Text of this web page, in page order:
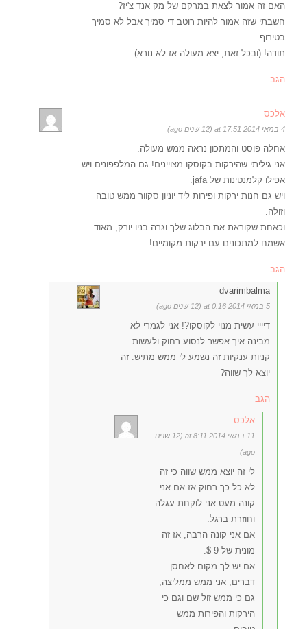
האם זה אמור לצאת במרקם של מק אנד צ'יז?
חשבתי שזה אמור להיות רוטב די סמיך אבל לא סמיך
בטירוף.
תודה! (ובכל זאת, יצא מעולה אז לא נורא).
הגב
אלכס
4 במאי 2014 at 17:51 (12 שנים ago)
אחלה פוסט והמתכון נראה ממש מעולה.
אני גיליתי שהירקות בקוסקו מצויינים! גם המלפפונים ויש
אפילו קלמנטינות של jafa.
ויש גם חנות ירקות ופירות ליד יוניון סקוור ממש טובה
וזולה.
וכאחת שקוראת את הבלוג שלך וגרה בניו יורק, מאוד
אשמח למתכונים עם ירקות מקומיים!
הגב
dvarimbalma
5 במאי 2014 at 0:16 (12 שנים ago)
דיייי עשית מנוי לקוסקו?! אני לגמרי לא
מבינה איך אפשר לנסוע רחוק ולעשות
קניות ענקיות זה נשמע לי ממש מתיש. זה
יוצא לך שווה?
הגב
אלכס
11 במאי 2014 at 8:11 (12 שנים
ago)
לי זה יוצא ממש שווה כי זה
לא כל כך רחוק אז אם אני
קונה מעט אני לוקחת עגלה
וחוזרת ברגל.
אם אני קונה הרבה, אז זה
מונית של 9 $.
אם יש לך מקום לאחסן
דברים, אני ממש ממליצה,
גם כי ממש זול שם וגם כי
הירקות והפירות ממש